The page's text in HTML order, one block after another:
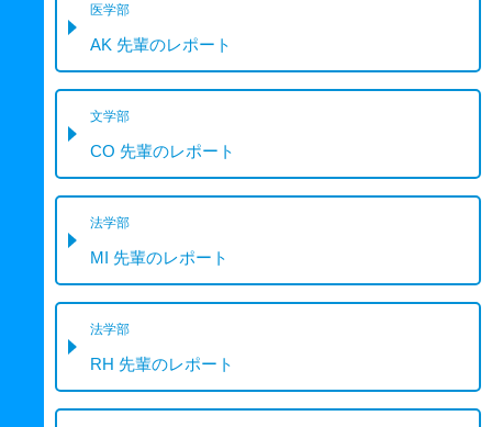
医学部
AK 先輩のレポート
文学部
CO 先輩のレポート
法学部
MI 先輩のレポート
法学部
RH 先輩のレポート